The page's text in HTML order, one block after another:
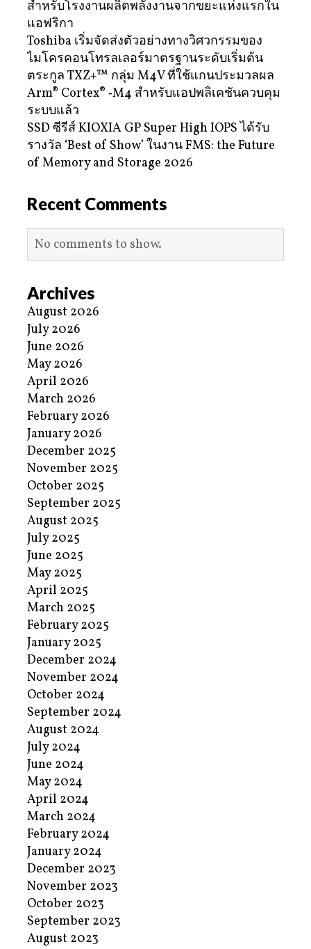
สำหรับโรงงานผลิตพลังงานจากขยะแห่งแรกใน
แอฟริกา
Toshiba เริ่มจัดส่งตัวอย่างทางวิศวกรรมของ
ไมโครคอนโทรลเลอร์มาตรฐานระดับเริ่มต้น
ตระกูล TXZ+™ กลุ่ม M4V ที่ใช้แกนประมวลผล
Arm® Cortex® ‑M4 สำหรับแอปพลิเคชันควบคุม
ระบบแล้ว
SSD ซีรีส์ KIOXIA GP Super High IOPS ได้รับ
รางวัล ‘Best of Show’ ในงาน FMS: the Future
of Memory and Storage 2026
Recent Comments
No comments to show.
Archives
August 2026
July 2026
June 2026
May 2026
April 2026
March 2026
February 2026
January 2026
December 2025
November 2025
October 2025
September 2025
August 2025
July 2025
June 2025
May 2025
April 2025
March 2025
February 2025
January 2025
December 2024
November 2024
October 2024
September 2024
August 2024
July 2024
June 2024
May 2024
April 2024
March 2024
February 2024
January 2024
December 2023
November 2023
October 2023
September 2023
August 2023